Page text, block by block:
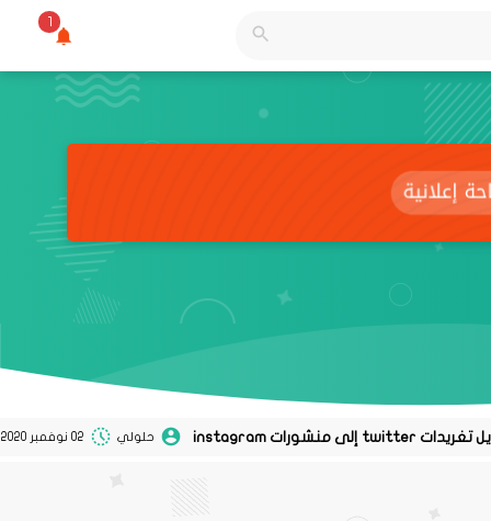
1
حلولي 02 نوفمبر 2020 0